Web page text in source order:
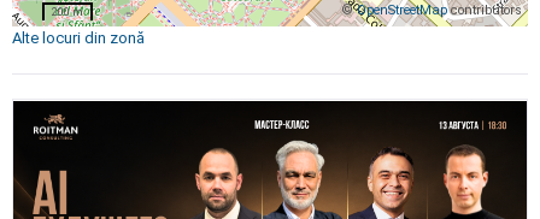
©OpenStreetMapcontributors
200 m
Alte locuri din zonă